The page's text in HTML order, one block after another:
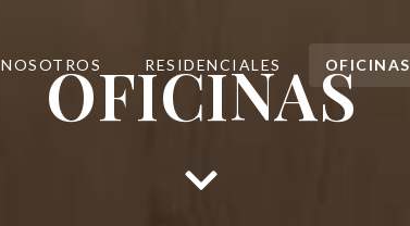
NOSOTROS RESIDENCIALES OFICINAS
OFICINAS